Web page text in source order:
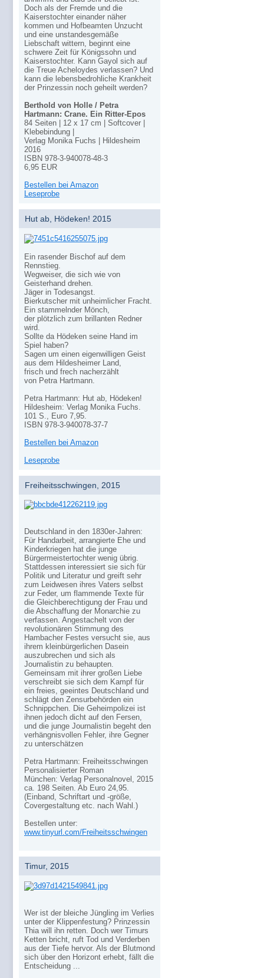
Doch als der Fremde und die
Kaiserstochter einander näher
kommen und Hofbeamten Unzucht
und eine unstandesgemäße
Liebschaft wittern, beginnt eine
schwere Zeit für Königssohn und
Kaiserstochter. Kann Gayol sich auf
die Treue Acheloydes verlassen? Und
kann die lebensbedrohliche Krankheit
der Prinzessin noch geheilt werden?
Berthold von Holle / Petra
Hartmann: Crane. Ein Ritter-Epos
84 Seiten | 12 x 17 cm | Softcover |
Klebebindung |
Verlag Monika Fuchs | Hildesheim
2016
ISBN 978-3-940078-48-3
6,95 EUR
Bestellen bei Amazon
Leseprobe
Hut ab, Hödeken! 2015
Ein rasender Bischof auf dem
Rennstieg.
Wegweiser, die sich wie von
Geisterhand drehen.
Jäger in Todesangst.
Bierkutscher mit unheimlicher Fracht.
Ein stammelnder Mönch,
der plötzlich zum brillanten Redner
wird.
Sollte da Hödeken seine Hand im
Spiel haben?
Sagen um einen eigenwilligen Geist
aus dem Hildesheimer Land,
frisch und frech nacherzählt
von Petra Hartmann.
Petra Hartmann: Hut ab, Hödeken!
Hildesheim: Verlag Monika Fuchs.
101 S., Euro 7,95.
ISBN 978-3-940078-37-7
Bestellen bei Amazon
Leseprobe
Freiheitsschwingen, 2015
Deutschland in den 1830er-Jahren:
Für Handarbeit, arrangierte Ehe und
Kinderkriegen hat die junge
Bürgermeistertochter wenig übrig.
Stattdessen interessiert sie sich für
Politik und Literatur und greift sehr
zum Leidwesen ihres Vaters selbst
zur Feder, um flammende Texte für
die Gleichberechtigung der Frau und
die Abschaffung der Monarchie zu
verfassen. Angestachelt von der
revolutionären Stimmung des
Hambacher Festes versucht sie, aus
ihrem kleinbürgerlichen Dasein
auszubrechen und sich als
Journalistin zu behaupten.
Gemeinsam mit ihrer großen Liebe
verschreibt sie sich dem Kampf für
ein freies, geeintes Deutschland und
schlägt den Zensurbehörden ein
Schnippchen. Die Geheimpolizei ist
ihnen jedoch dicht auf den Fersen,
und die junge Journalistin begeht den
verhängnisvollen Fehler, ihre Gegner
zu unterschätzen
Petra Hartmann: Freiheitsschwingen
Personalisierter Roman
München: Verlag Personalnovel, 2015
ca. 198 Seiten. Ab Euro 24,95.
(Einband, Schriftart und -größe,
Covergestaltung etc. nach Wahl.)
Bestellen unter:
www.tinyurl.com/Freiheitsschwingen
Timur, 2015
Wer ist der bleiche Jüngling im Verlies
unter der Klippenfestung? Prinzessin
Thia will ihn retten. Doch wer Timurs
Ketten bricht, ruft Tod und Verderben
aus der Tiefe hervor. Als der Blutmond
sich über den Horizont erhebt, fällt die
Entscheidung ...